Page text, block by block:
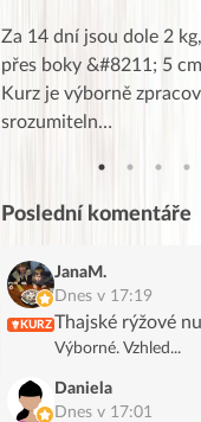
Za 14 dní jsou dole 2
přes boky &#8211; 5
Kurz je výborně
srozumiteln…
Poslední komentáře
KURZ
JanaM.
Dnes v 17:19
Thajské rýžové
Výborné. Vzhled...
Daniela
Dnes v 17:01